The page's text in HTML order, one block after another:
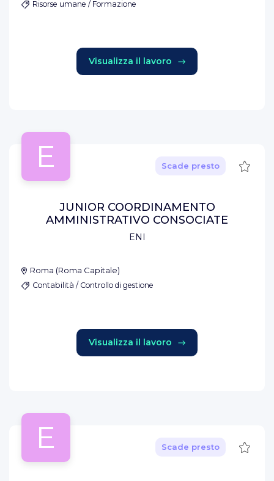
Risorse umane / Formazione
Visualizza il lavoro
E
ENI
Scade presto Salva
JUNIOR COORDINAMENTO
AMMINISTRATIVO CONSOCIATE
Roma (Roma Capitale)
Contabilità / Controllo di gestione
Visualizza il lavoro
E Scade presto Salva